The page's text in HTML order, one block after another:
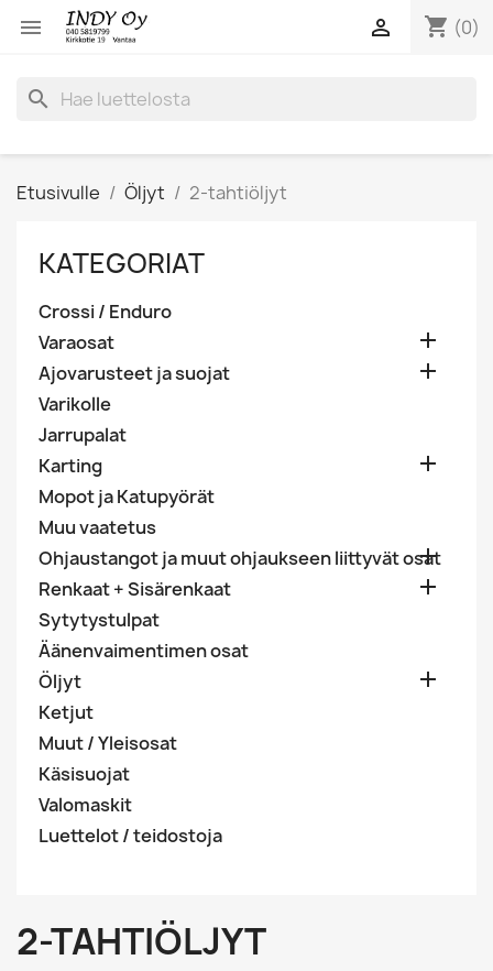
 shopping_cart (0)

search
Etusivulle Öljyt 2-tahtiöljyt
KATEGORIAT
Crossi / Enduro
Varaosat

Ajovarusteet ja suojat 
Varikolle
Jarrupalat
Karting

Mopot ja Katupyörät
Muu vaatetus
Ohjaustangot ja muut ohjaukseen liittyvät osat

Renkaat + Sisärenkaat 
Sytytystulpat
Äänenvaimentimen osat
Öljyt

Ketjut
Muut / Yleisosat
Käsisuojat
Valomaskit
Luettelot / teidostoja
2-TAHTIÖLJYT